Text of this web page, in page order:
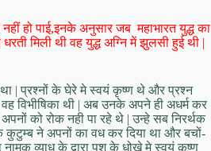
हो पाई,इनके अनुसार जब महाभारत युद्ध का
धरती मिली थी वह युद्ध अग्नि में झुलसी हुई थी |
था | प्रश्नों के घेरे मे स्वयं कृष्ण थे और प्रश्न
विभीषिका थी | अब उनके अपने ही अधर्म कर
को रोक नही पा रहे थे | उन्हे सब निरर्थक
ने अपनों का वध कर दिया था और बचों-
व्याध के द्वारा पशु के धोखे मे स्वयं कृष्ण